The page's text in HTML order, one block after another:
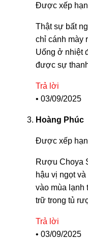
Được xếp
Thật sự bất
chỉ cánh mày
Uống ở nhiệt
được sự
Trả lời
• 03/09/2025
Hoàng Phúc
Được xếp
Rượu Choya
hậu vị ngọt
vào mùa lạnh
trữ trong tủ
Trả lời
• 03/09/2025